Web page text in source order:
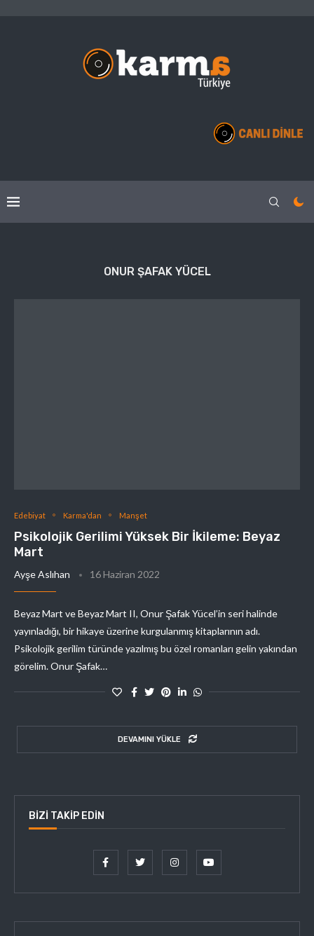
ONUR ŞAFAK YÜCEL
Edebiyat Karma'dan Manşet
Psikolojik Gerilimi Yüksek Bir İkileme: Beyaz
Mart
Ayşe Aslıhan 16 Haziran 2022
Beyaz Mart ve Beyaz Mart II, Onur Şafak Yücel’in seri halinde
yayınladığı, bir hikaye üzerine kurgulanmış kitaplarının adı.
Psikolojik gerilim türünde yazılmış bu özel romanları gelin yakından
görelim. Onur Şafak…
DEVAMINI YÜKLE
BIZI TAKIP EDIN